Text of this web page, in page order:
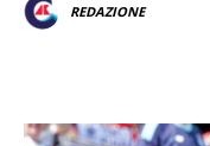
REDAZIONE